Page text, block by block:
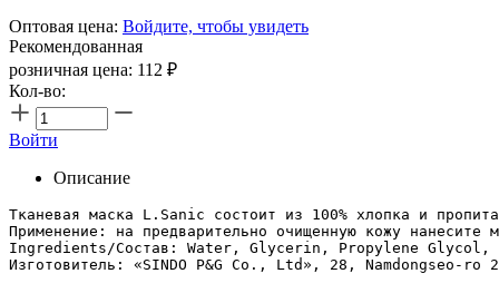
Оптовая цена: Войдите, чтобы увидеть
Рекомендованная
розничная цена: 112 ₽
Кол-во:
Войти
Описание
Тканевая маска L.Sanic состоит из 100% хлопка и
Применение: на предварительно очищенную кожу
Ingredients/Состав: Water, Glycerin, Propylene
Изготовитель: «SINDO P&G Co., Ltd», 28, Namdongseo-